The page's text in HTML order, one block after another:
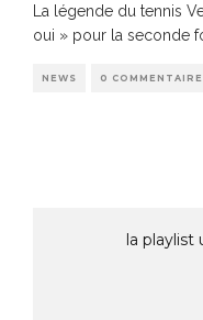
La légende du tennis
oui » pour la seconde
NEWS 0 COMMENTAIRE
la playlist